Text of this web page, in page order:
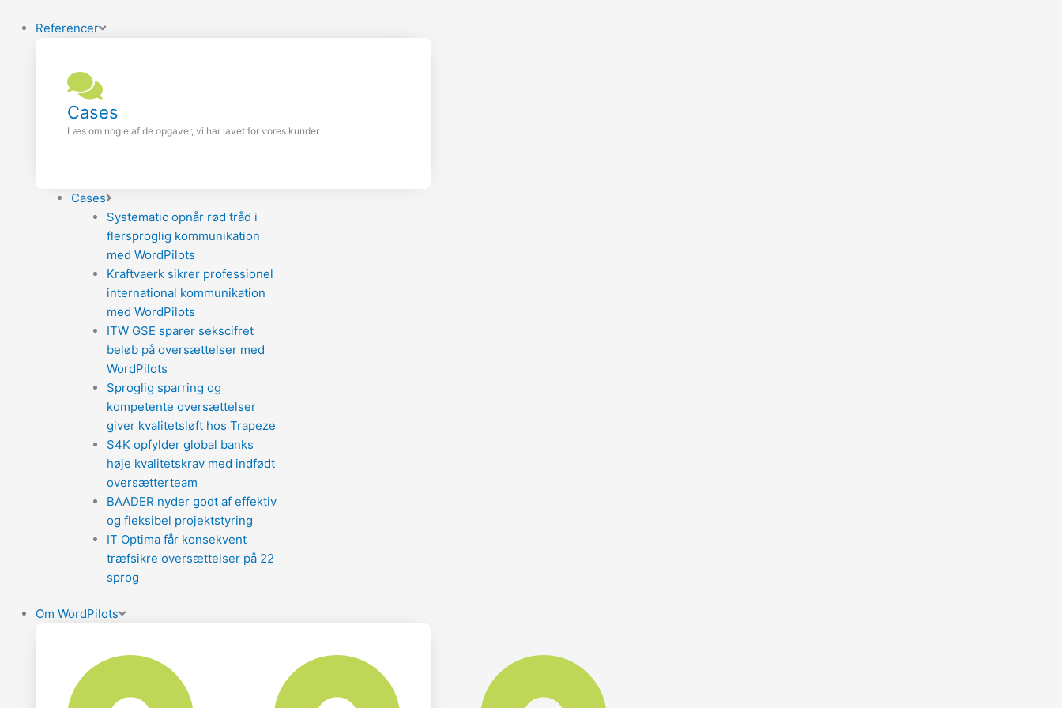
Referencer
Cases
Læs om nogle af de opgaver, vi har lavet for vores kunder
Cases
Systematic opnår rød tråd i
flersproglig kommunikation
med WordPilots
Kraftvaerk sikrer professionel
international kommunikation
med WordPilots
ITW GSE sparer sekscifret
beløb på oversættelser med
WordPilots
Sproglig sparring og
kompetente oversættelser
giver kvalitetsløft hos Trapeze
S4K opfylder global banks
høje kvalitetskrav med indfødt
oversætterteam
BAADER nyder godt af effektiv
og fleksibel projektstyring
IT Optima får konsekvent
træfsikre oversættelser på 22
sprog
Om WordPilots